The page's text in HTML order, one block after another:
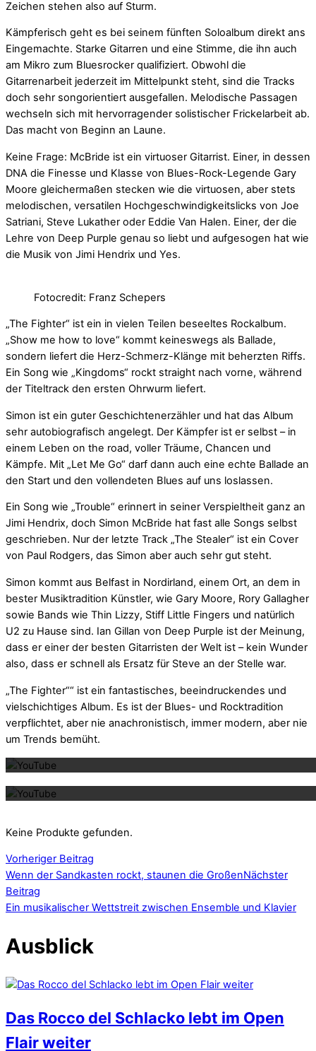
Zeichen stehen also auf Sturm.
Kämpferisch geht es bei seinem fünften Soloalbum direkt ans
Eingemachte. Starke Gitarren und eine Stimme, die ihn auch
am Mikro zum Bluesrocker qualifiziert. Obwohl die
Gitarrenarbeit jederzeit im Mittelpunkt steht, sind die Tracks
doch sehr songorientiert ausgefallen. Melodische Passagen
wechseln sich mit hervorragender solistischer Frickelarbeit ab.
Das macht von Beginn an Laune.
Keine Frage: McBride ist ein virtuoser Gitarrist. Einer, in dessen
DNA die Finesse und Klasse von Blues-Rock-Legende Gary
Moore gleichermaßen stecken wie die virtuosen, aber stets
melodischen, versatilen Hochgeschwindigkeitslicks von Joe
Satriani, Steve Lukather oder Eddie Van Halen. Einer, der die
Lehre von Deep Purple genau so liebt und aufgesogen hat wie
die Musik von Jimi Hendrix und Yes.
Fotocredit: Franz Schepers
„The Fighter“ ist ein in vielen Teilen beseeltes Rockalbum.
„Show me how to love“ kommt keineswegs als Ballade,
sondern liefert die Herz-Schmerz-Klänge mit beherzten Riffs.
Ein Song wie „Kingdoms“ rockt straight nach vorne, während
der Titeltrack den ersten Ohrwurm liefert.
Simon ist ein guter Geschichtenerzähler und hat das Album
sehr autobiografisch angelegt. Der Kämpfer ist er selbst – in
einem Leben on the road, voller Träume, Chancen und
Kämpfe. Mit „Let Me Go“ darf dann auch eine echte Ballade an
den Start und den vollendeten Blues auf uns loslassen.
Ein Song wie „Trouble“ erinnert in seiner Verspieltheit ganz an
Jimi Hendrix, doch Simon McBride hat fast alle Songs selbst
geschrieben. Nur der letzte Track „The Stealer“ ist ein Cover
von Paul Rodgers, das Simon aber auch sehr gut steht.
Simon kommt aus Belfast in Nordirland, einem Ort, an dem in
bester Musiktradition Künstler, wie Gary Moore, Rory Gallagher
sowie Bands wie Thin Lizzy, Stiff Little Fingers und natürlich
U2 zu Hause sind. Ian Gillan von Deep Purple ist der Meinung,
dass er einer der besten Gitarristen der Welt ist – kein Wunder
also, dass er schnell als Ersatz für Steve an der Stelle war.
„The Fighter““ ist ein fantastisches, beeindruckendes und
vielschichtiges Album. Es ist der Blues- und Rocktradition
verpflichtet, aber nie anachronistisch, immer modern, aber nie
um Trends bemüht.
Mit dem
Keine Produkte gefunden.
Vorheriger Beitrag
Wenn der Sandkasten rockt, staunen die GroßenNächster
Beitrag
Ein musikalischer Wettstreit zwischen Ensemble und Klavier
Ausblick
Das Rocco del Schlacko lebt im Open
Flair weiter